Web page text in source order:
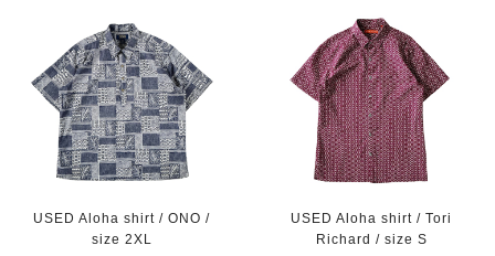
USED Aloha shirt / ONO /
size 2XL
USED Aloha shirt / Tori
Richard / size S